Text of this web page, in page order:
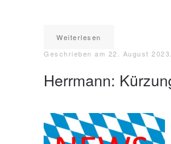
Weiterlesen
Geschrieben am 22. August 2023
Herrmann: